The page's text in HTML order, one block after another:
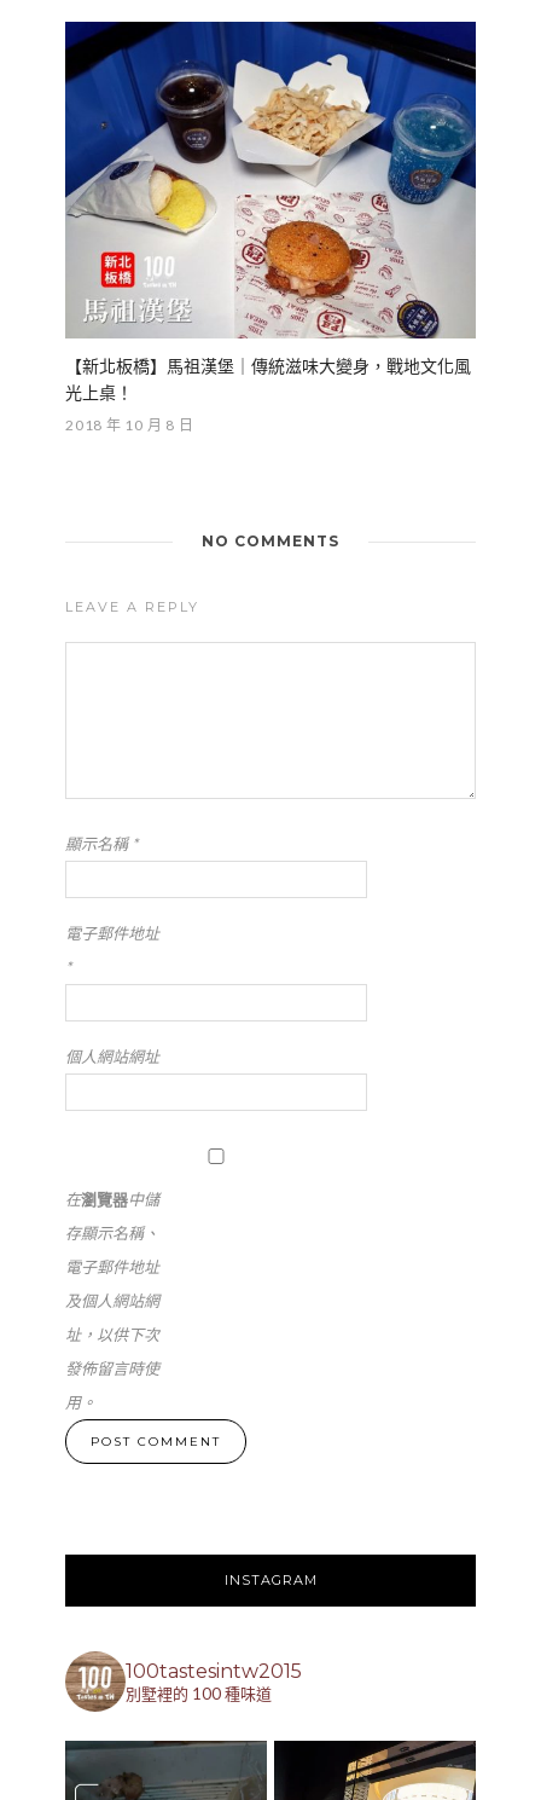
【新北板橋】馬祖漢堡｜傳統滋味大變身，戰地文化風
光上桌！
2018 年 10 月 8 日
NO COMMENTS
LEAVE A REPLY
顯示名稱*
電子郵件地址
*
個人網站網址
在瀏覽器中儲
存顯示名稱、
電子郵件地址
及個人網站網
址，以供下次
發佈留言時使
用。
INSTAGRAM
100tastesintw2015
別墅裡的 100 種味道